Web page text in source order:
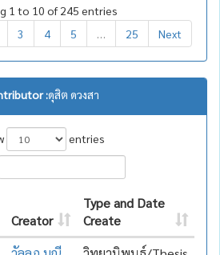
1 to 10 of 245 entries
3 4 5 25 Next
:ดุสิต ดวงสา
entries
Creator
Type and Date
Create